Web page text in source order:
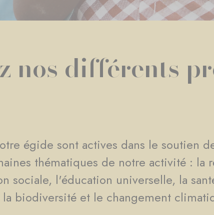
nos différents
égide sont actives dans le soutien
thématiques de notre activité : la
sociale, l'éducation universelle, la
biodiversité et le changement